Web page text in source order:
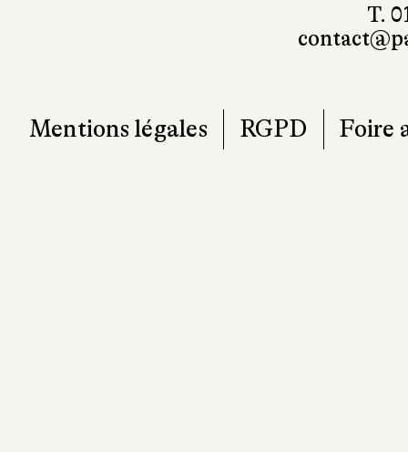
T.
Mentions légales RGPD Foire